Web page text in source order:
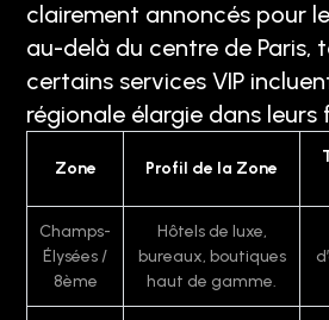
clairement annoncés pour
au-delà du centre de Paris,
certains services VIP
régionale élargie dans
Zone Profil de la Zone
Champs-
Élysées /
8ème
Hôtels de luxe,
bureaux, boutiques
haut de gamme.